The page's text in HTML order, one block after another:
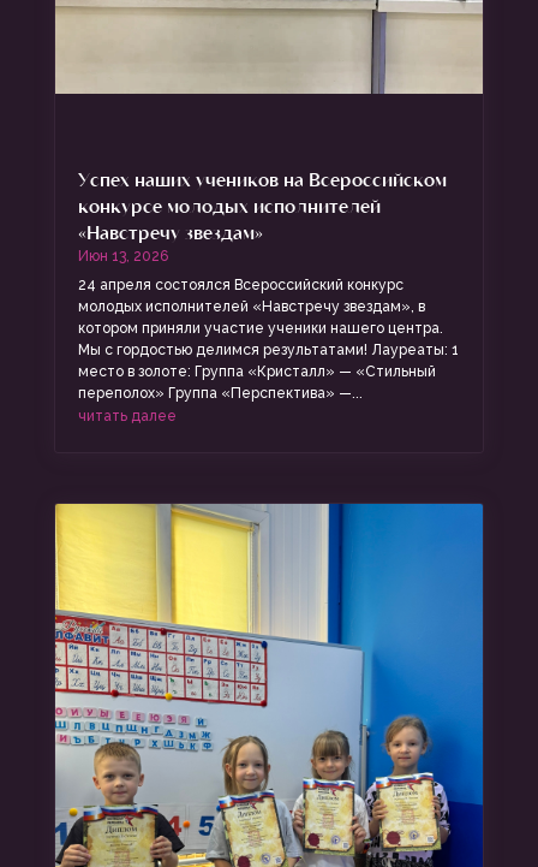
Успех наших учеников на Всероссийском
конкурсе молодых исполнителей
«Навстречу звездам»
Июн 13, 2026
24 апреля состоялся Всероссийский конкурс
молодых исполнителей «Навстречу звездам», в
котором приняли участие ученики нашего центра.
Мы с гордостью делимся результатами! Лауреаты: 1
место в золоте: Группа «Кристалл» — «Стильный
переполох» Группа «Перспектива» —...
читать далее